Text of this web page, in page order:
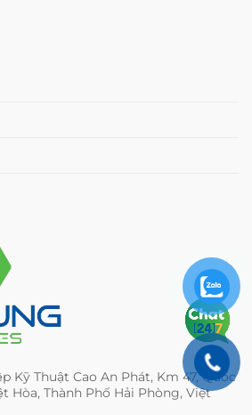
Kỹ Thuật Cao An Phát, Km 47, Quốc
Hòa, Thành Phố Hải Phòng, Việt